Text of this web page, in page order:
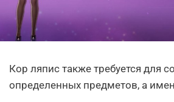
Кор ляпис также требуется для
определенных предметов, а